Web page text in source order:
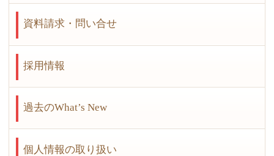
資料請求・問い合せ
採用情報
過去のWhat’s New
個人情報の取り扱い